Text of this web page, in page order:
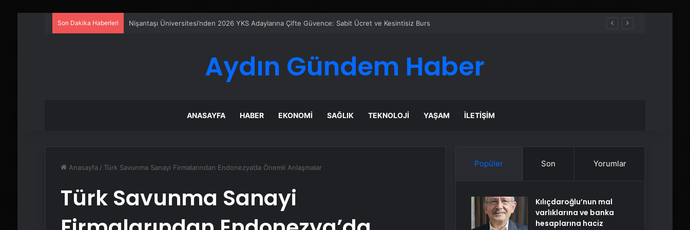
Son Dakika Haberleri Sanal Santral
Aydın Gündem Haber
ANASAYFA HABER EKONOMI SAĞLIK TEKNOLOJI YAŞAM İLETIŞIM
Anasayfa / Türk Savunma Sanayi Firmalarından Endonezya’da Önemli Anlaşmalar
Türk Savunma Sanayi
Popüler Son Yorumlar
Kılıçdaroğlu’nun mal
varlıklarına ve banka
hesaplarına haciz